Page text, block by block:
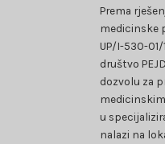
Prema
medicinske
UP/I-530-
društvo
dozvolu za
u
nalazi na